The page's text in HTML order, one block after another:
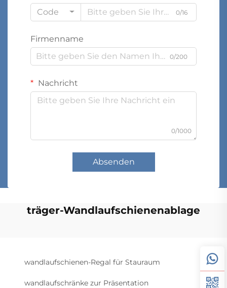
Code
0/16
Firmenname
0/200
Nachricht
0/1000
Absenden
träger-Wandlaufschienenablage
wandlaufschienen-Regal für Stauraum
wandlaufschränke zur Präsentation